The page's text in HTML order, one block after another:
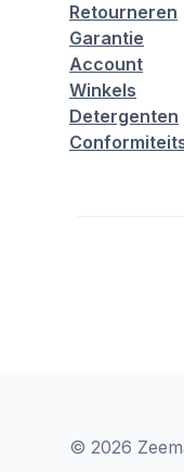
Retourneren
Garantie
Account
Winkels
Detergenten
© 2026